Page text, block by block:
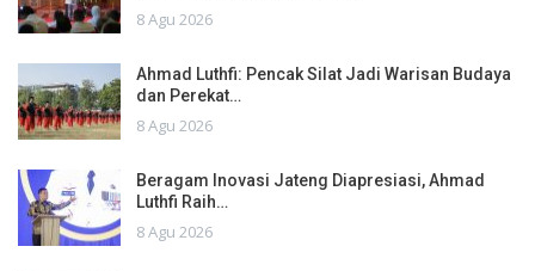
8 Agu 2026
Ahmad Luthfi: Pencak Silat Jadi Warisan Budaya
dan Perekat…
8 Agu 2026
Beragam Inovasi Jateng Diapresiasi, Ahmad
Luthfi Raih…
8 Agu 2026